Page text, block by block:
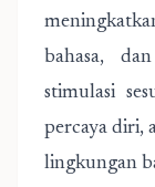
bahasa,
stimulasi
percaya diri,
lingkungan